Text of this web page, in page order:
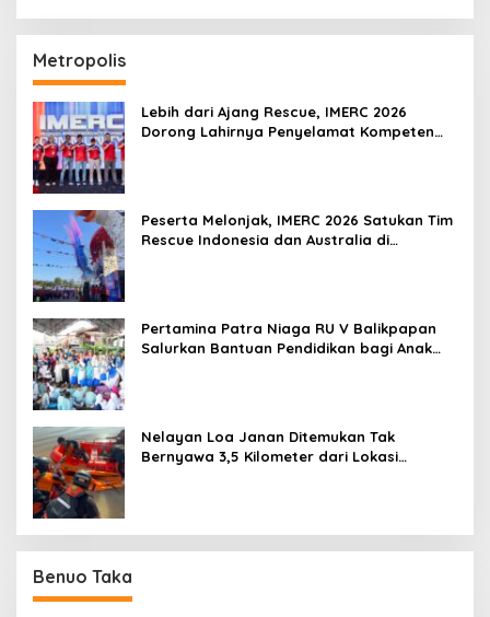
Metropolis
Lebih dari Ajang Rescue, IMERC 2026
Dorong Lahirnya Penyelamat Kompeten
Peserta Melonjak, IMERC 2026 Satukan Tim
Rescue Indonesia dan Australia di
Pertamina Patra Niaga RU V Balikpapan
Salurkan Bantuan Pendidikan bagi Anak
Nelayan Loa Janan Ditemukan Tak
Bernyawa 3,5 Kilometer dari Lokasi
Benuo Taka